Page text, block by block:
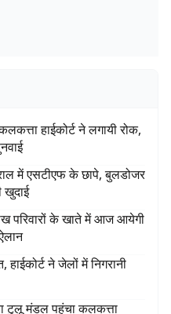
हाईकोर्ट ने लगायी रोक,
में एसटीएफ के छापे, बुलडोजर
परिवारों के खाते में आज आयेगी
हाईकोर्ट ने जेलों में निगरानी
टुलू मंडल पहुंचा कलकत्ता